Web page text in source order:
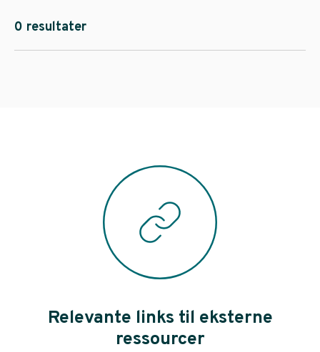
0 resultater
Relevante links til eksterne
ressourcer